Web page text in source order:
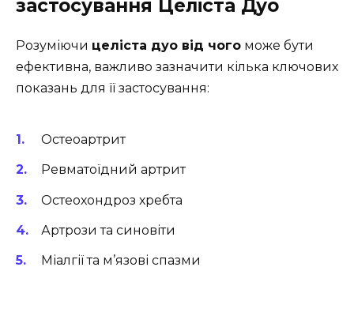
застосування Целіста Дуо
Розуміючи целіста дуо від чого може бути
ефективна, важливо зазначити кілька ключових
показань для її застосування:
Остеоартрит
Ревматоїдний артрит
Остеохондроз хребта
Артрози та синовіти
Міалгії та м’язові спазми